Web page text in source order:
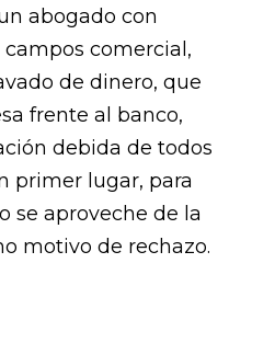
abogado con
comercial,
de dinero, que
frente al banco,
debida de todos
primer lugar, para
se aproveche de la
motivo de rechazo.